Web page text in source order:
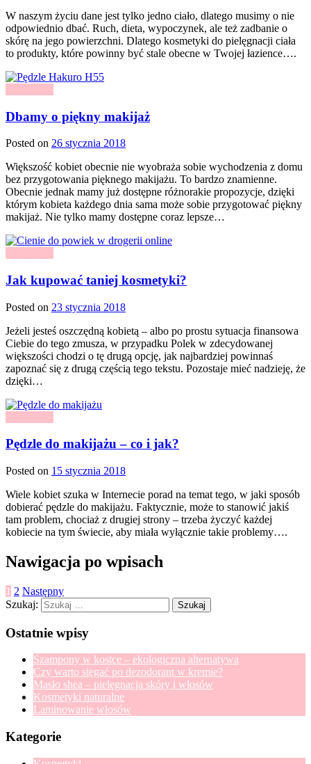
W naszym życiu dane jest tylko jedno ciało, dlatego musimy o nie
odpowiednio dbać. Ruch, dieta, wypoczynek, ale też zadbanie o
skórę na jego powierzchni. Dlatego kosmetyki do pielęgnacji ciała
to produkty, które powinny być stale obecne w Twojej łazience….
Dbamy o piękny makijaż
Posted on 26 stycznia 2018
Większość kobiet obecnie nie wyobraża sobie wychodzenia z domu
bez przygotowania pięknego makijażu. To bardzo znamienne.
Obecnie jednak mamy już dostępne różnorakie propozycje, dzięki
którym kobieta każdego dnia sama może sobie przygotować piękny
makijaż. Nie tylko mamy dostępne coraz lepsze…
Jak kupować taniej kosmetyki?
Posted on 23 stycznia 2018
Jeżeli jesteś oszczędną kobietą – albo po prostu sytuacja finansowa
Ciebie do tego zmusza, w przypadku Polek w zdecydowanej
większości chodzi o tę drugą opcję, jak najbardziej powinnaś
zapoznać się z drugą częścią tego tekstu. Pozostaje mieć nadzieję, że
dzięki…
Pędzle do makijażu – co i jak?
Posted on 15 stycznia 2018
Wiele kobiet szuka w Internecie porad na temat tego, w jaki sposób
dobierać pędzle do makijażu. Faktycznie, może to stanowić jakiś
tam problem, chociaż z drugiej strony – trzeba życzyć każdej
kobiecie na tym świecie, aby miała wyłącznie takie problemy….
Nawigacja po wpisach
1 2 Następny
Szukaj:
Ostatnie wpisy
Szampony w kostce – ekologiczna alternatywa
Czy warto sięgać po dezodorant w kremie?
Masło shea – pielęgnacja skóry i włosów
Kosmetyki naturalne
Laminowanie włosów
Kategorie